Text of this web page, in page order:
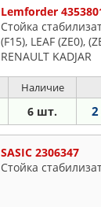
Lemforder
Стойка
(F15), LEAF (ZE0),
RENAULT KADJAR
Наличие
6 шт.
SASIC 2306347
Стойка